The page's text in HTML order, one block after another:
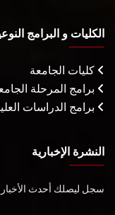
الكليات و البرامج
كليات الجامعة
برامج المرحلة
برامج الدراسات
النشرة الإخبارية
سجل ليصلك أحدث الأخبار